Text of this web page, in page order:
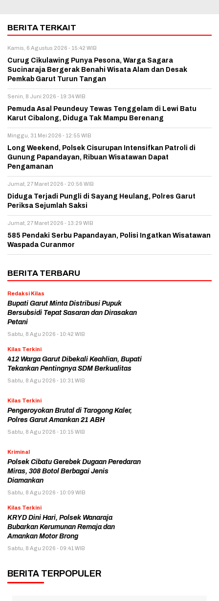
BERITA TERKAIT
Kamis, 6 Agustus 2026 - 15:42 WIB
Curug Cikulawing Punya Pesona, Warga Sagara
Sucinaraja Bergerak Benahi Wisata Alam dan Desak
Pemkab Garut Turun Tangan
Senin, 8 Juni 2026 - 19:34 WIB
Pemuda Asal Peundeuy Tewas Tenggelam di Lewi Batu
Karut Cibalong, Diduga Tak Mampu Berenang
Minggu, 31 Mei 2026 - 12:55 WIB
Long Weekend, Polsek Cisurupan Intensifkan Patroli di
Gunung Papandayan, Ribuan Wisatawan Dapat
Pengamanan
Jumat, 27 Maret 2026 - 20:56 WIB
Diduga Terjadi Pungli di Sayang Heulang, Polres Garut
Periksa Sejumlah Saksi
Jumat, 27 Maret 2026 - 13:29 WIB
585 Pendaki Serbu Papandayan, Polisi Ingatkan Wisatawan
Waspada Curanmor
BERITA TERBARU
Redaksi Kilas
Bupati Garut Minta Distribusi Pupuk
Bersubsidi Tepat Sasaran dan Dirasakan
Petani
Sabtu, 8 Agu 2026 - 10:42 WIB
Kilas Terkini
412 Warga Garut Dibekali Keahlian, Bupati
Tekankan Pentingnya SDM Berkualitas
Sabtu, 8 Agu 2026 - 10:31 WIB
Kilas Terkini
Pengeroyokan Brutal di Tarogong Kaler,
Polres Garut Amankan 21 ABH
Sabtu, 8 Agu 2026 - 10:15 WIB
Kriminal
Polsek Cibatu Gerebek Dugaan Peredaran
Miras, 308 Botol Berbagai Jenis
Diamankan
Sabtu, 8 Agu 2026 - 10:09 WIB
Kilas Terkini
KRYD Dini Hari, Polsek Wanaraja
Bubarkan Kerumunan Remaja dan
Amankan Motor Brong
Sabtu, 8 Agu 2026 - 09:41 WIB
BERITA TERPOPULER